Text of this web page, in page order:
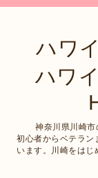
ハワ
ハワ
神奈川県川崎
初心者からベテラン
います。川崎をはじ